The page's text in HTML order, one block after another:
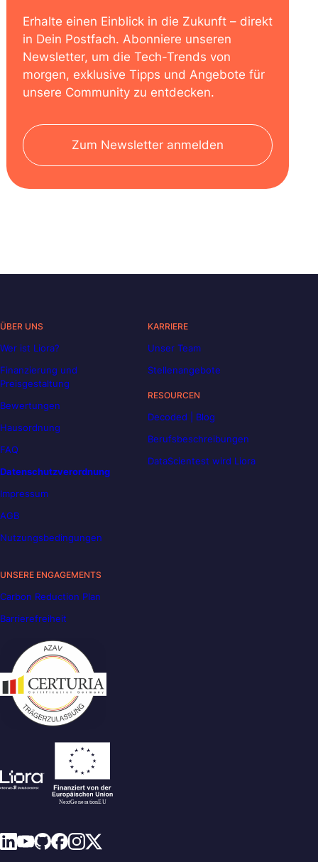
Erhalte einen Einblick in die Zukunft – direkt
in Dein Postfach. Abonniere unseren
Newsletter, um die Tech-Trends von
morgen, exklusive Tipps und Angebote für
unsere Community zu entdecken.
Zum Newsletter anmelden
ÜBER UNS
Wer ist Liora?
Finanzierung und
Preisgestaltung
Bewertungen
Hausordnung
FAQ
Datenschutzverordnung
Impressum
AGB
Nutzungsbedingungen
KARRIERE
Unser Team
Stellenangebote
RESOURCEN
Decoded | Blog
Berufsbeschreibungen
DataScientest wird Liora
UNSERE ENGAGEMENTS
Carbon Reduction Plan
Barrierefreiheit